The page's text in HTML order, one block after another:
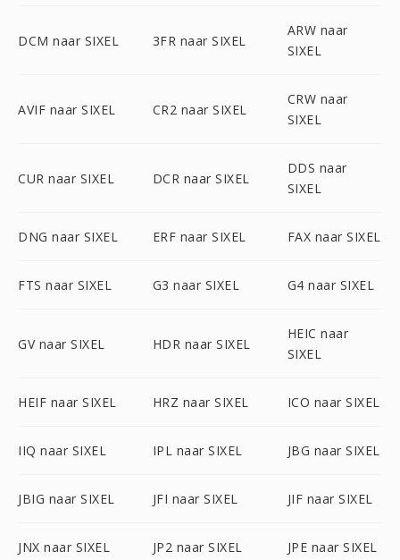
DCM naar SIXEL 3FR naar SIXEL
ARW naar
SIXEL
AVIF naar SIXEL CR2 naar SIXEL
CRW naar
SIXEL
CUR naar SIXEL DCR naar SIXEL
DDS naar
SIXEL
DNG naar SIXEL ERF naar SIXEL FAX naar SIXEL
FTS naar SIXEL G3 naar SIXEL G4 naar SIXEL
GV naar SIXEL HDR naar SIXEL
HEIC naar
SIXEL
HEIF naar SIXEL HRZ naar SIXEL ICO naar SIXEL
IIQ naar SIXEL IPL naar SIXEL JBG naar SIXEL
JBIG naar SIXEL JFI naar SIXEL JIF naar SIXEL
JNX naar SIXEL JP2 naar SIXEL JPE naar SIXEL